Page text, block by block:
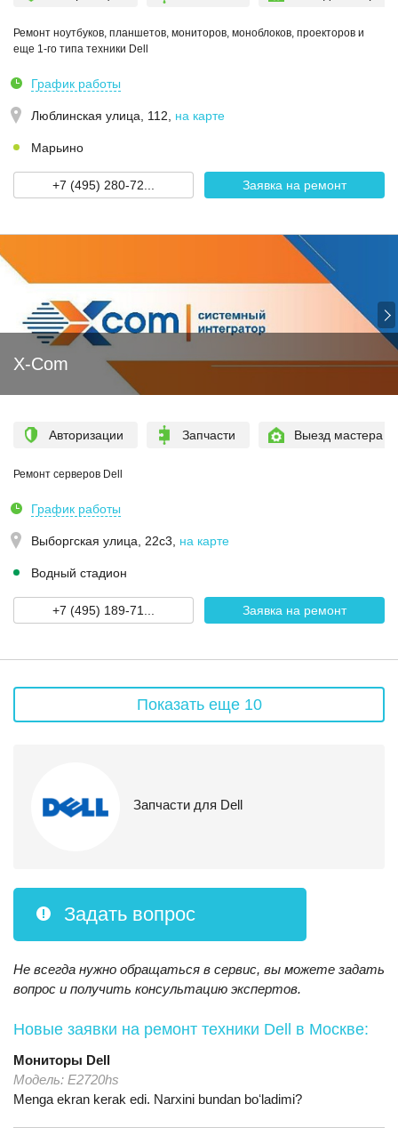
Ремонт ноутбуков, планшетов, мониторов, моноблоков, проекторов и
еще 1-го типа техники Dell
График работы
Люблинская улица, 112 на карте
Марьино
+7 (495) 280-72... Заявка на ремонт
X-Com
Авторизации Запчасти Выезд мастера
Ремонт серверов Dell
График работы
Выборгская улица, 22с3 на карте
Водный стадион
+7 (495) 189-71... Заявка на ремонт
Показать еще 10
Запчасти для Dell
Задать вопрос
Не всегда нужно обращаться в сервис, вы можете задать
вопрос и получить консультацию экспертов.
Новые заявки на ремонт техники Dell в Москве:
Мониторы Dell
Модель: E2720hs
Menga ekran kerak edi. Narxini bundan boʻladimi?